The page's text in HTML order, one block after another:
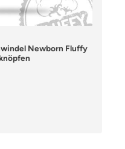
Bewertung von 5 von 5
Newborn Fluffy